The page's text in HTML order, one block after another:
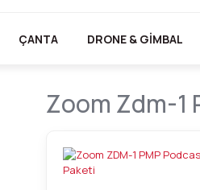
ÇANTA DRONE & GİMBAL
Zoom Zdm-1